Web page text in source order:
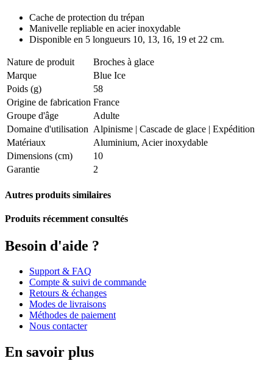
Cache de protection du trépan
Manivelle repliable en acier inoxydable
Disponible en 5 longueurs 10, 13, 16, 19 et 22 cm.
Nature de produit
Broches à glace
Marque
Blue Ice
Poids (g)
58
Origine de fabrication France
Groupe d'âge
Adulte
Domaine d'utilisation Alpinisme | Cascade de glace | Expédition
Matériaux
Aluminium, Acier inoxydable
Dimensions (cm)
10
Garantie
2
Autres produits similaires
Produits récemment consultés
Besoin d'aide ?
Support & FAQ
Compte & suivi de commande
Retours & échanges
Modes de livraisons
Méthodes de paiement
Nous contacter
En savoir plus